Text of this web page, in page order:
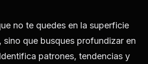
no te quedes en la superficie
sino que busques profundizar en
patrones, tendencias y